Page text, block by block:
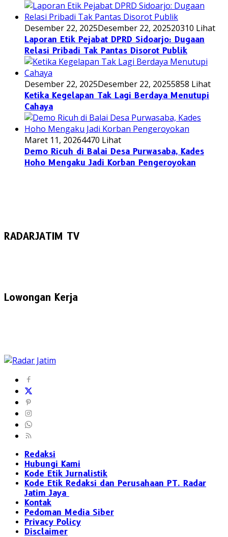
Desember 22, 2025Desember 22, 202520310 Lihat
Laporan Etik Pejabat DPRD Sidoarjo: Dugaan
Relasi Pribadi Tak Pantas Disorot Publik
Desember 22, 2025Desember 22, 20255858 Lihat
Ketika Kegelapan Tak Lagi Berdaya Menutupi
Cahaya
Maret 11, 20264470 Lihat
Demo Ricuh di Balai Desa Purwasaba, Kades
Hoho Mengaku Jadi Korban Pengeroyokan
RADARJATIM TV
Lowongan Kerja
Redaksi
Hubungi Kami
Kode Etik Jurnalistik
Kode Etik Redaksi dan Perusahaan PT. Radar
Jatim Jaya
Kontak
Pedoman Media Siber
Privacy Policy
Disclaimer